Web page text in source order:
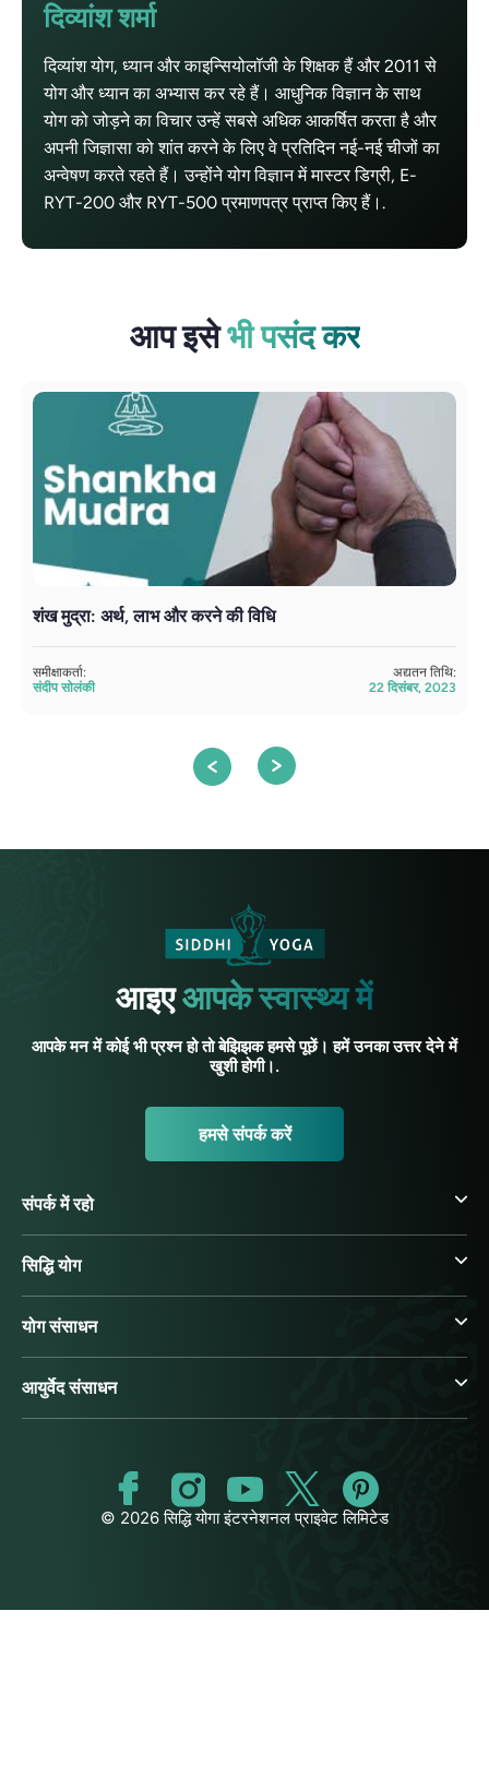
दिव्यांश शर्मा
दिव्यांश योग, ध्यान और काइन्सियोलॉजी के शिक्षक हैं और 2011 से
योग और ध्यान का अभ्यास कर रहे हैं। आधुनिक विज्ञान के साथ
योग को जोड़ने का विचार उन्हें सबसे अधिक आकर्षित करता है और
अपनी जिज्ञासा को शांत करने के लिए वे प्रतिदिन नई-नई चीजों का
अन्वेषण करते रहते हैं। उन्होंने योग विज्ञान में मास्टर डिग्री, E-
RYT-200 और RYT-500 प्रमाणपत्र प्राप्त किए हैं।.
आप इसेभी पसंद कर
शंख मुद्रा: अर्थ, लाभ और करने की विधि
समीक्षाकर्ता:
संदीप सोलंकी
अद्यतन तिथि:
22 दिसंबर, 2023
आइएआपके स्वास्थ्य में
आपके मन में कोई भी प्रश्न हो तो बेझिझक हमसे पूछें। हमें उनका उत्तर देने में
खुशी होगी।.
हमसे संपर्क करें
संपर्क में रहो
सिद्धि योग
योग संसाधन
आयुर्वेद संसाधन
© 2026 सिद्धि योगा इंटरनेशनल प्राइवेट लिमिटेड